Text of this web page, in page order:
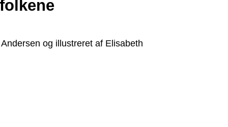
og illustreret af Elisabeth